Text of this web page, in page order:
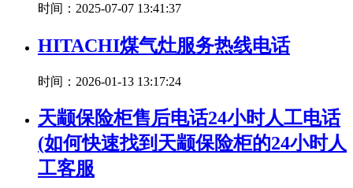
时间：2025-07-07 13:41:37
HITACHI煤气灶服务热线电话
时间：2026-01-13 13:17:24
天颛保险柜售后电话24小时人工电话
(如何快速找到天颛保险柜的24小时人
工客服